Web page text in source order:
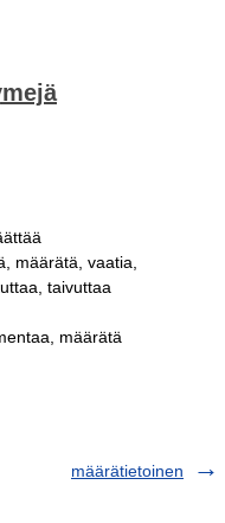
määrätä, vaatia,
taivuttaa
määrätä
määrätietoinen